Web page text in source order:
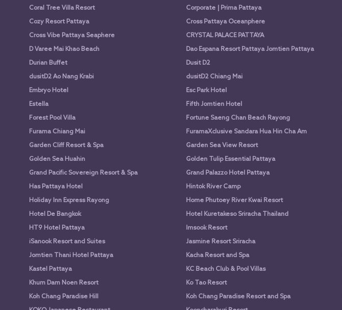
Coral Tree Villa Resort
Corporate | Prima Pattaya
Cozy Resort Pattaya
Cross Pattaya Oceanphere
Cross Vibe Pattaya Seaphere
CRYSTAL PALACE PATTAYA
D Varee Mai Khao Beach
Dao Espana Resort Pattaya Jomtien Pattaya
Durian Buffet
Dusit D2
dusitD2 Ao Nang Krabi
dusitD2 Chiang Mai
Embryo Hotel
Esc Park Hotel
Estella
Fifth Jomtien Hotel
Forest Pool Villa
Fortune Saeng Chan Beach Rayong
Furama Chiang Mai
FuramaXclusive Sandara Hua Hin Cha Am
Garden Cliff Resort & Spa
Garden Sea View Resort
Golden Sea Huahin
Golden Tulip Essential Pattaya
Grand Pacific Sovereign Resort & Spa
Grand Palazzo Hotel Pattaya
Has Pattaya Hotel
Hintok River Camp
Holiday Inn Express Rayong
Home Phutoey River Kwai Resort
Hotel De Bangkok
Hotel Kuretakeso Sriracha Thailand
HT9 Hotel Pattaya
Imsook Resort
iSanook Resort and Suites
Jasmine Resort Sriracha
Jomtien Thani Hotel Pattaya
Kacha Resort and Spa
Kastel Pattaya
KC Beach Club & Pool Villas
Khum Dam Noen Resort
Ko Tao Resort
Koh Chang Paradise Hill
Koh Chang Paradise Resort and Spa